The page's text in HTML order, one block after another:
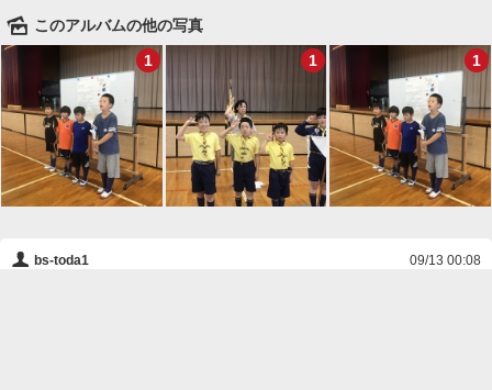
🌄 このアルバムの他の写真
1
1 1
👤 bs-toda1 09/13 00:08